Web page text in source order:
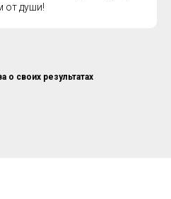
от души!
своих результатах